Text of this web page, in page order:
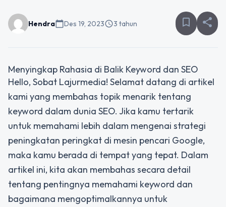
Hendracalendar_todayDes 19, 2023schedule3 tahun bookmark_border share
Menyingkap Rahasia di Balik Keyword dan SEO
Hello, Sobat Lajurmedia! Selamat datang di artikel
kami yang membahas topik menarik tentang
keyword dalam dunia SEO. Jika kamu tertarik
untuk memahami lebih dalam mengenai strategi
peningkatan peringkat di mesin pencari Google,
maka kamu berada di tempat yang tepat. Dalam
artikel ini, kita akan membahas secara detail
tentang pentingnya memahami keyword dan
bagaimana mengoptimalkannya untuk